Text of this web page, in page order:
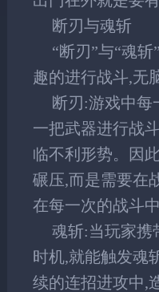
断刃与魂斩
“断刃”与“魂
趣的进行战斗,无
断刃:游戏中每
一把武器进行战
临不利形势。因
碾压,而是需要在
在每一次的战斗
魂斩:当玩家携
时机,就能触发魂
续的连招进攻中,